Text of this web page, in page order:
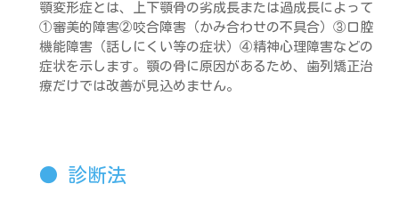
顎変形症とは、上下顎骨の劣成長または過成長によって
①審美的障害②咬合障害（かみ合わせの不具合）③口腔
機能障害（話しにくい等の症状）④精神心理障害などの
症状を示します。顎の骨に原因があるため、歯列矯正治
療だけでは改善が見込めません。
診断法